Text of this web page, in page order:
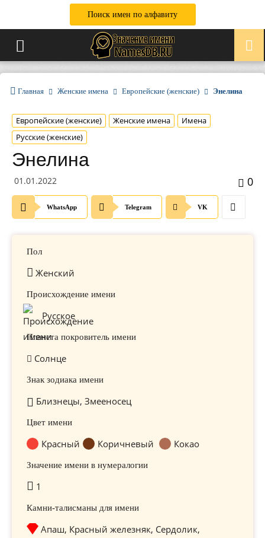
Поиск имен по алфавиту
Главная Женские имена Европейские (женские) Энелина
Европейские (женские) Женские имена
Имена
Русские (женские)
Энелина
01.01.2022 0
WhatsApp Telegram VK
Пол
Женский
Происхождение имени
Русское
Планета покровитель имени
Солнце
Знак зодиака имени
Близнецы, Змееносец
Цвет имени
Красный Коричневый Кокао
Значение имени в нумералогии
1
Камни-талисманы для имени
Апаш, Красный железняк, Сердолик,